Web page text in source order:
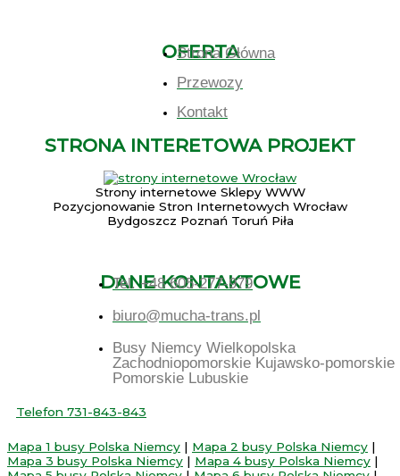
OFERTA
Strona Główna
Przewozy
Kontakt
STRONA INTERETOWA PROJEKT
Strony internetowe Sklepy WWW
Pozycjonowanie Stron Internetowych Wrocław
Bydgoszcz Poznań Toruń Piła
DANE KONTAKTOWE
Tel. +48 605-277-979
biuro@mucha-trans.pl
Busy Niemcy Wielkopolska
Zachodniopomorskie Kujawsko-pomorskie
Pomorskie Lubuskie
Telefon 731-843-843
Mapa 1 busy Polska Niemcy | Mapa 2 busy Polska Niemcy |
Mapa 3 busy Polska Niemcy | Mapa 4 busy Polska Niemcy |